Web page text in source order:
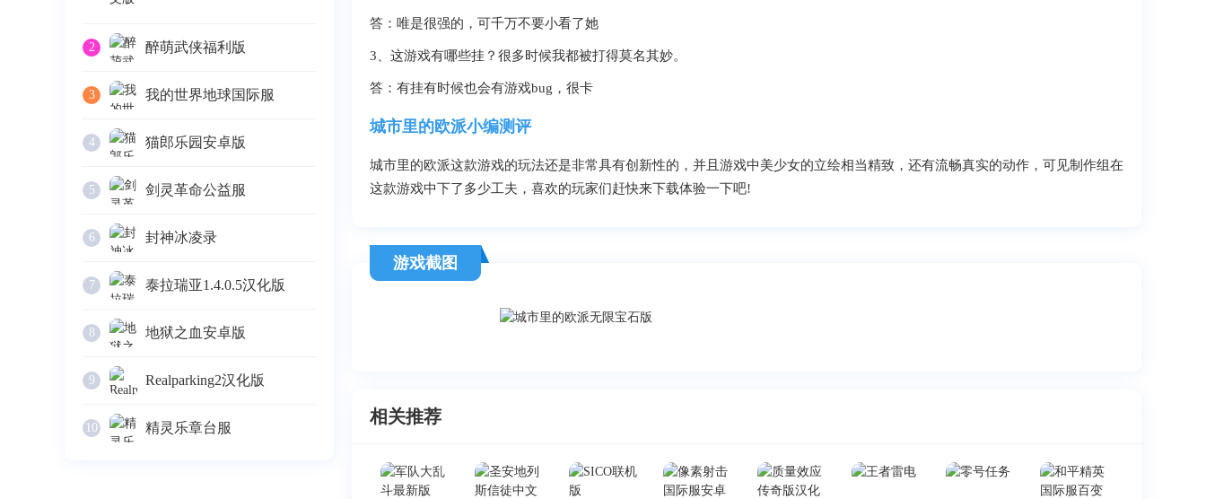
2 醉萌武侠福利版
3 我的世界地球国际服
4 猫郎乐园安卓版
5 剑灵革命公益服
6 封神冰凌录
7 泰拉瑞亚1.4.0.5汉化版
8 地狱之血安卓版
9 Realparking2汉化版
10 精灵乐章台服
答：唯是很强的，可千万不要小看了她
3、这游戏有哪些挂？很多时候我都被打得莫名其妙。
答：有挂有时候也会有游戏bug，很卡
城市里的欧派小编测评
城市里的欧派这款游戏的玩法还是非常具有创新性的，并且游戏中美少女的立绘相当精致，还有流畅真实的动作，可见制作组在
这款游戏中下了多少工夫，喜欢的玩家们赶快来下载体验一下吧!
游戏截图
相关推荐